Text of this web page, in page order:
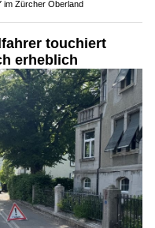
im Zürcher Oberland
touchiert
erheblich